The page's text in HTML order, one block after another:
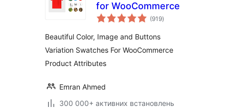
for WooCommerce
(919загальний
рейтинг
)
Beautiful Color, Image and Buttons
Variation Swatches For WooCommerce
Product Attributes
Emran Ahmed
300 000+ активних встановлень